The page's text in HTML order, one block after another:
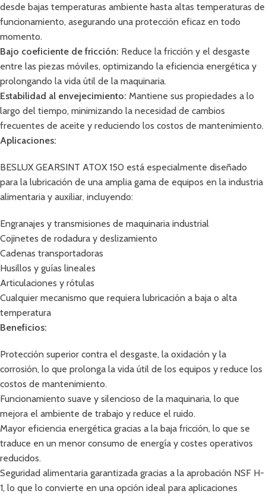
desde bajas temperaturas ambiente hasta altas temperaturas de
funcionamiento, asegurando una protección eficaz en todo
momento.
Bajo coeficiente de fricción: Reduce la fricción y el desgaste
entre las piezas móviles, optimizando la eficiencia energética y
prolongando la vida útil de la maquinaria.
Estabilidad al envejecimiento: Mantiene sus propiedades a lo
largo del tiempo, minimizando la necesidad de cambios
frecuentes de aceite y reduciendo los costos de mantenimiento.
Aplicaciones:
BESLUX GEARSINT ATOX 150 está especialmente diseñado
para la lubricación de una amplia gama de equipos en la industria
alimentaria y auxiliar, incluyendo:
Engranajes y transmisiones de maquinaria industrial
Cojinetes de rodadura y deslizamiento
Cadenas transportadoras
Husillos y guías lineales
Articulaciones y rótulas
Cualquier mecanismo que requiera lubricación a baja o alta
temperatura
Beneficios:
Protección superior contra el desgaste, la oxidación y la
corrosión, lo que prolonga la vida útil de los equipos y reduce los
costos de mantenimiento.
Funcionamiento suave y silencioso de la maquinaria, lo que
mejora el ambiente de trabajo y reduce el ruido.
Mayor eficiencia energética gracias a la baja fricción, lo que se
traduce en un menor consumo de energía y costes operativos
reducidos.
Seguridad alimentaria garantizada gracias a la aprobación NSF H-
1, lo que lo convierte en una opción ideal para aplicaciones